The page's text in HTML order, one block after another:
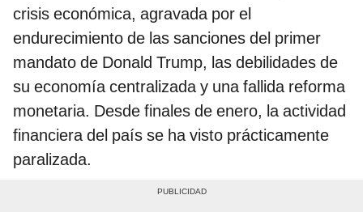
crisis económica, agravada por el
endurecimiento de las sanciones del primer
mandato de Donald Trump, las debilidades de
su economía centralizada y una fallida reforma
monetaria. Desde finales de enero, la actividad
financiera del país se ha visto prácticamente
paralizada.